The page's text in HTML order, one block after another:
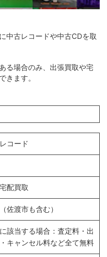
中古レコードや中古CDを取
る場合のみ、出張買取や宅
きます。
コード
配買取
佐渡市も含む）
該当する場合：査定料・出
キャンセル料など全て無料